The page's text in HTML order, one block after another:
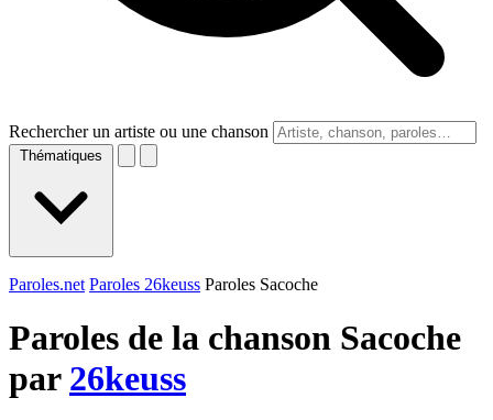
Rechercher un artiste ou une chanson
Thématiques
Paroles.net Paroles 26keuss Paroles Sacoche
Paroles de la chanson Sacoche
par 26keuss